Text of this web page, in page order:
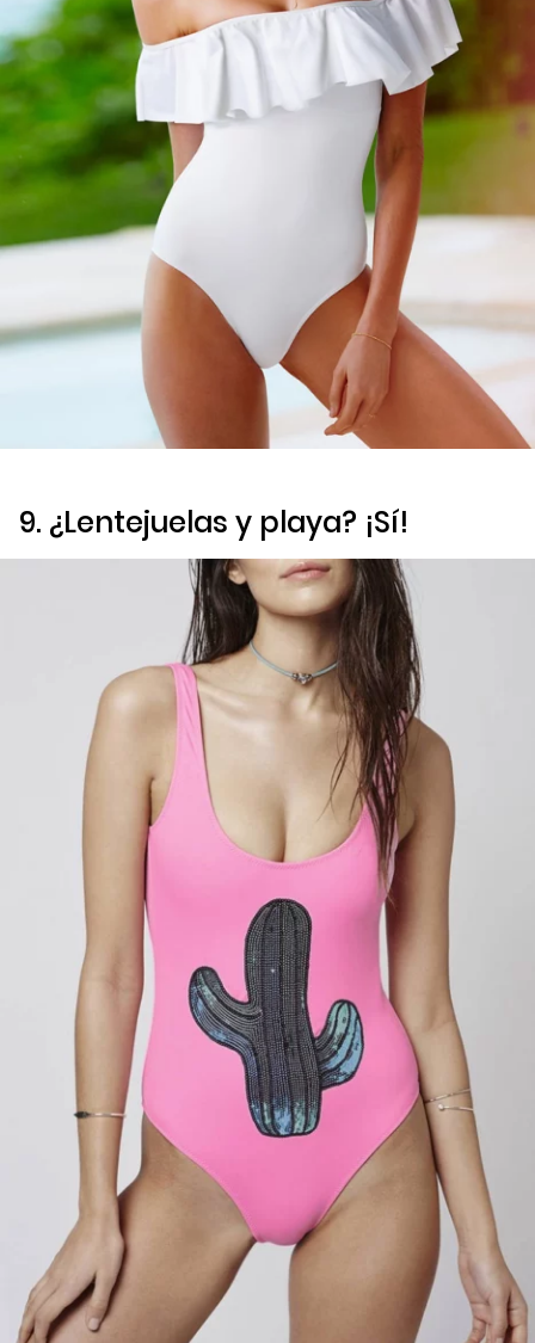
9. ¿Lentejuelas y playa? ¡Sí!